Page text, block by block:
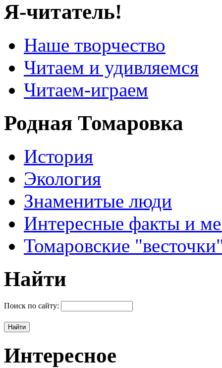
Я-читатель!
Наше творчество
Читаем и удивляемся
Читаем-играем
Родная Томаровка
История
Экология
Знаменитые люди
Интересные факты и
Томаровские
Найти
Поиск по сайту:
Интересное